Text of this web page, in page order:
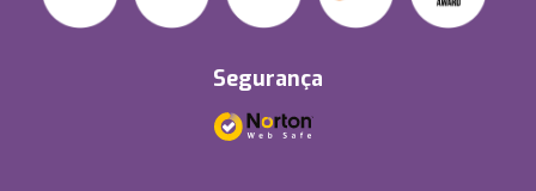
Segurança